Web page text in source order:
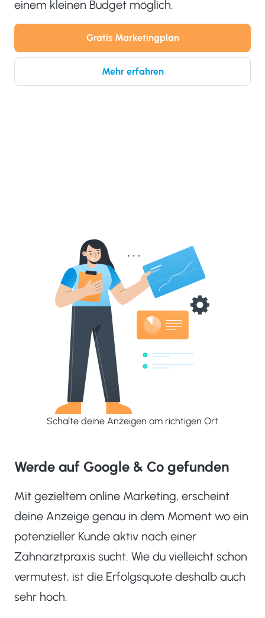
einem kleinen Budget möglich.
Gratis Marketingplan
Mehr erfahren
Werde auf Google & Co gefunden
Mit gezieltem online Marketing, erscheint
deine Anzeige genau in dem Moment wo ein
potenzieller Kunde aktiv nach einer
Zahnarztpraxis sucht. Wie du vielleicht schon
vermutest, ist die Erfolgsquote deshalb auch
sehr hoch.
Schalte deine Anzeigen am richtigen Ort